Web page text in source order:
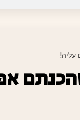
עליה!